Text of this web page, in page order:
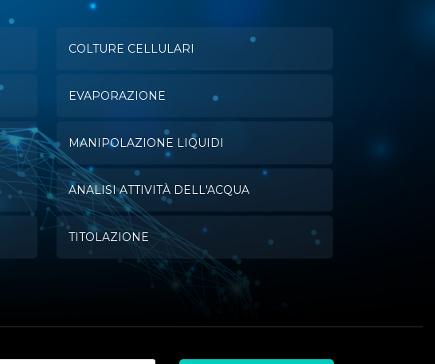
COLTURE CELLULARI
EVAPORAZIONE
MANIPOLAZIONE LIQUIDI
ANALISI ATTIVITÀ DELL'ACQUA
TITOLAZIONE